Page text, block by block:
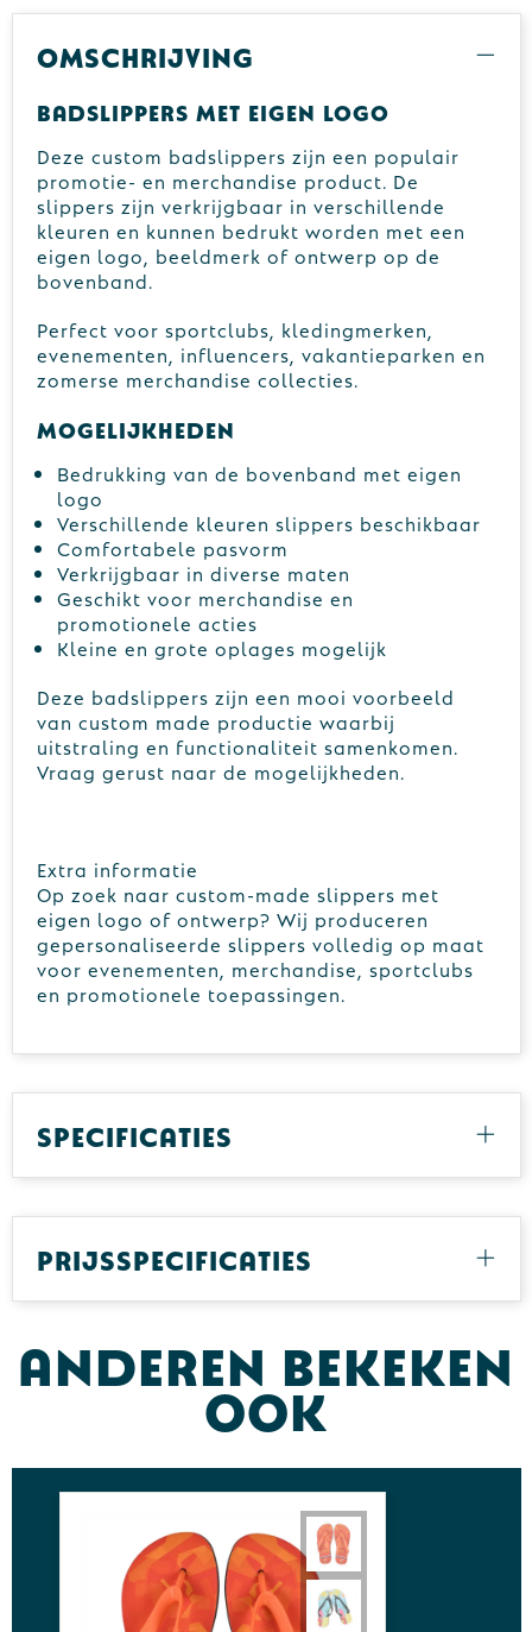
Omschrijving
Badslippers met eigen logo
Deze custom badslippers zijn een populair
promotie- en merchandise product. De
slippers zijn verkrijgbaar in verschillende
kleuren en kunnen bedrukt worden met een
eigen logo, beeldmerk of ontwerp op de
bovenband.
Perfect voor sportclubs, kledingmerken,
evenementen, influencers, vakantieparken en
zomerse merchandise collecties.
Mogelijkheden
Bedrukking van de bovenband met eigen
logo
Verschillende kleuren slippers beschikbaar
Comfortabele pasvorm
Verkrijgbaar in diverse maten
Geschikt voor merchandise en
promotionele acties
Kleine en grote oplages mogelijk
Deze badslippers zijn een mooi voorbeeld
van custom made productie waarbij
uitstraling en functionaliteit samenkomen.
Vraag gerust naar de mogelijkheden.
Extra informatie
Op zoek naar custom-made slippers met
eigen logo of ontwerp? Wij produceren
gepersonaliseerde slippers volledig op maat
voor evenementen, merchandise, sportclubs
en promotionele toepassingen.
Specificaties
Prijsspecificaties
Anderen bekeken
ook